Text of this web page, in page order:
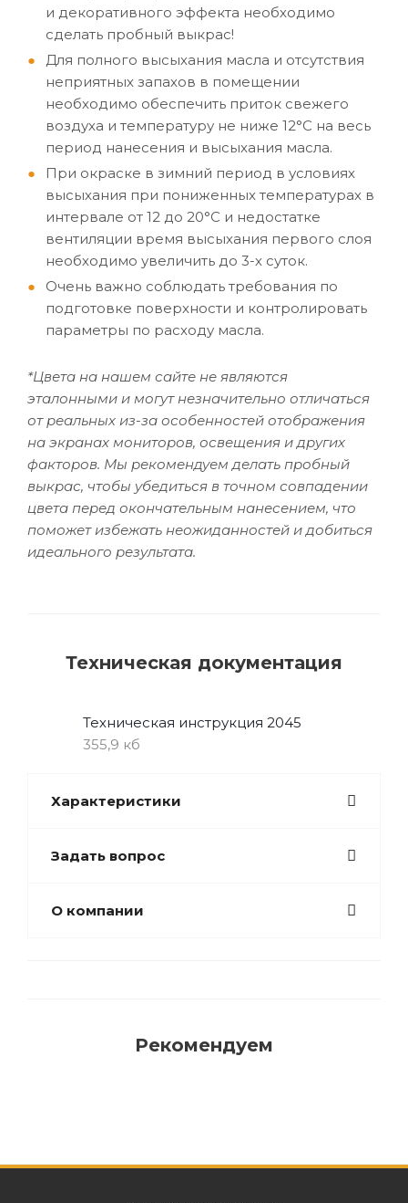
и декоративного эффекта необходимо
сделать пробный выкрас!
Для полного высыхания масла и отсутствия
неприятных запахов в помещении
необходимо обеспечить приток свежего
воздуха и температуру не ниже 12°C на весь
период нанесения и высыхания масла.
При окраске в зимний период в условиях
высыхания при пониженных температурах в
интервале от 12 до 20°C и недостатке
вентиляции время высыхания первого слоя
необходимо увеличить до 3-х суток.
Очень важно соблюдать требования по
подготовке поверхности и контролировать
параметры по расходу масла.
*Цвета на нашем сайте не являются
эталонными и могут незначительно отличаться
от реальных из-за особенностей отображения
на экранах мониторов, освещения и других
факторов. Мы рекомендуем делать пробный
выкрас, чтобы убедиться в точном совпадении
цвета перед окончательным нанесением, что
поможет избежать неожиданностей и добиться
идеального результата.
Техническая документация
Техническая инструкция 2045
355,9 кб
Характеристики
Задать вопрос
О компании
Рекомендуем